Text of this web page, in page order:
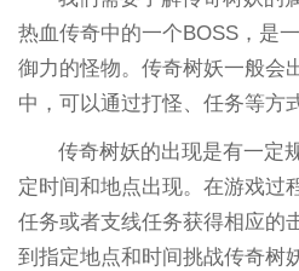
热血传奇中的一个BOSS，是
御力的怪物。传奇树妖一般会
中，可以通过打怪、任务等方
传奇树妖的出现是有一定
定时间和地点出现。在游戏过
任务或者支线任务获得相应的
到指定地点和时间挑战传奇树